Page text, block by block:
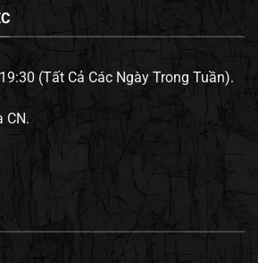
(Tất Cả Các Ngày Trong Tuần).
CN.